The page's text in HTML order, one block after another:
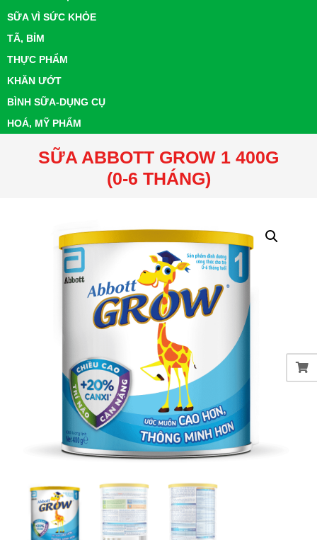
SỮA VÌ SỨC KHỎE
TÃ, BỈM
THỰC PHẨM
KHĂN ƯỚT
BÌNH SỮA-DỤNG CỤ
HOÁ, MỸ PHẨM
SỮA ABBOTT GROW 1 400G
(0-6 THÁNG)